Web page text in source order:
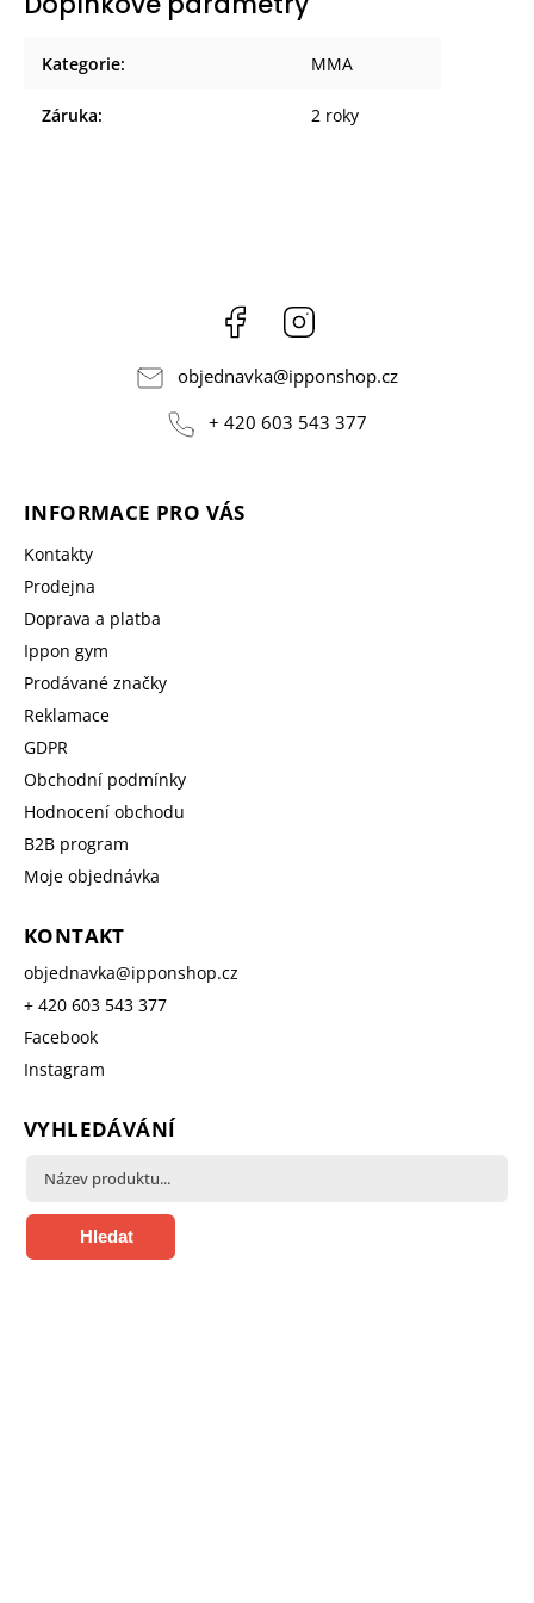
Kategorie: MMA
Záruka: 2 roky
Facebook
objednavka@ipponshop.cz
+ 420 603 543 377
INFORMACE PRO VÁS
Kontakty
Prodejna
Doprava a platba
Ippon gym
Prodávané značky
Reklamace
GDPR
Obchodní podmínky
Hodnocení obchodu
B2B program
Moje objednávka
KONTAKT
objednavka@ipponshop.cz
+ 420 603 543 377
Facebook
Instagram
VYHLEDÁVÁNÍ
Hledat